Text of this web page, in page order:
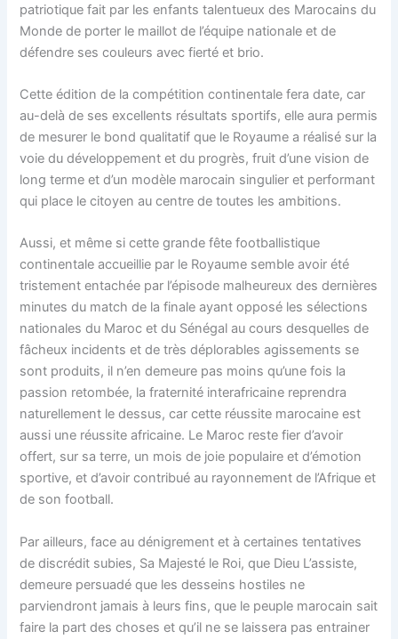
patriotique fait par les enfants talentueux des Marocains du
Monde de porter le maillot de l’équipe nationale et de
défendre ses couleurs avec fierté et brio.
Cette édition de la compétition continentale fera date, car
au-delà de ses excellents résultats sportifs, elle aura permis
de mesurer le bond qualitatif que le Royaume a réalisé sur la
voie du développement et du progrès, fruit d’une vision de
long terme et d’un modèle marocain singulier et performant
qui place le citoyen au centre de toutes les ambitions.
Aussi, et même si cette grande fête footballistique
continentale accueillie par le Royaume semble avoir été
tristement entachée par l’épisode malheureux des dernières
minutes du match de la finale ayant opposé les sélections
nationales du Maroc et du Sénégal au cours desquelles de
fâcheux incidents et de très déplorables agissements se
sont produits, il n’en demeure pas moins qu’une fois la
passion retombée, la fraternité interafricaine reprendra
naturellement le dessus, car cette réussite marocaine est
aussi une réussite africaine. Le Maroc reste fier d’avoir
offert, sur sa terre, un mois de joie populaire et d’émotion
sportive, et d’avoir contribué au rayonnement de l’Afrique et
de son football.
Par ailleurs, face au dénigrement et à certaines tentatives
de discrédit subies, Sa Majesté le Roi, que Dieu L’assiste,
demeure persuadé que les desseins hostiles ne
parviendront jamais à leurs fins, que le peuple marocain sait
faire la part des choses et qu’il ne se laissera pas entrainer